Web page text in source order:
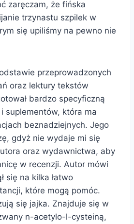
zaręczam, że fińska
trzynastu szpilek w
się upiliśmy na pewno nie
przeprowadzonych
oraz lektury tekstów
bardzo specyficzną
suplementów, która ma
beznadziejnych. Jego
gdyż nie wydaje mi się
oraz wydawnictwa, aby
w recenzji. Autor mówi
się na kilka łatwo
które mogą pomóc.
się jajka. Znajduje się w
n-acetylo-l-cysteiną,